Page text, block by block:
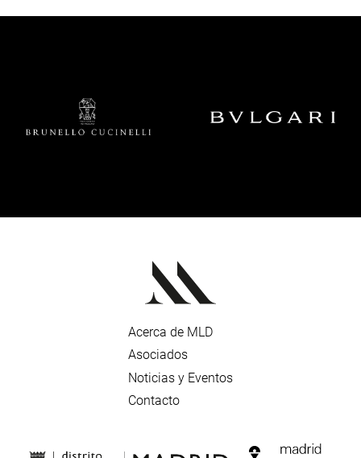
Acerca de MLD
Asociados
Noticias y Eventos
Contacto